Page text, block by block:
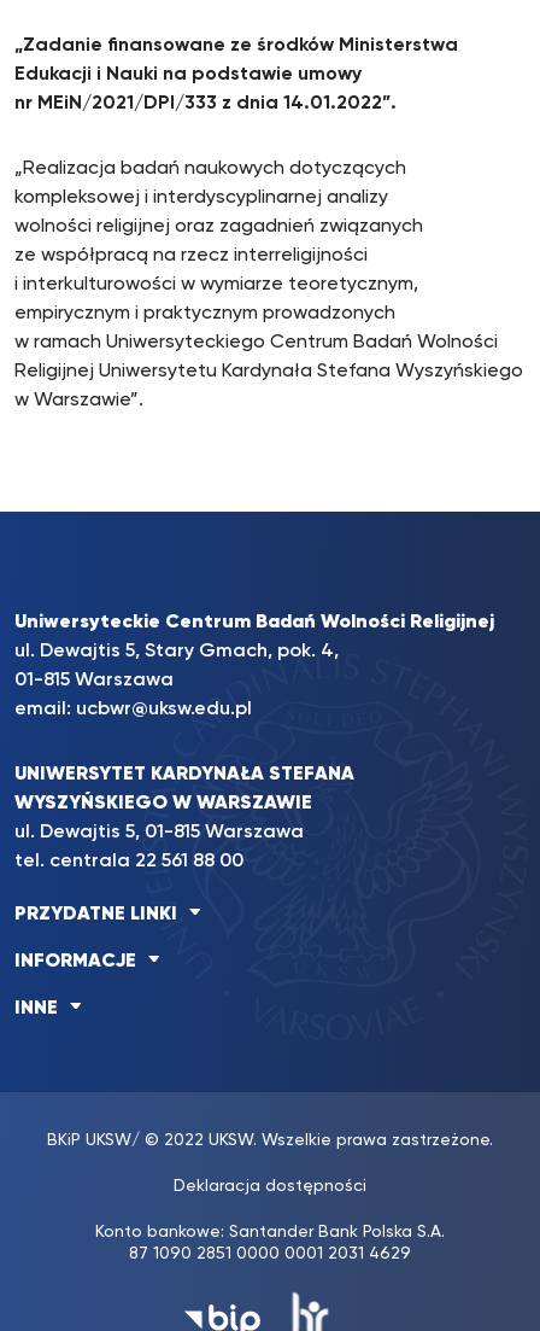
„Zadanie finansowane ze środków Ministerstwa
Edukacji i Nauki na podstawie umowy
nr MEiN/2021/DPI/333 z dnia 14.01.2022”.
„Realizacja badań naukowych dotyczących
kompleksowej i interdyscyplinarnej analizy
wolności religijnej oraz zagadnień związanych
ze współpracą na rzecz interreligijności
i interkulturowości w wymiarze teoretycznym,
empirycznym i praktycznym prowadzonych
w ramach Uniwersyteckiego Centrum Badań Wolności
Religijnej Uniwersytetu Kardynała Stefana Wyszyńskiego
w Warszawie”.
Uniwersyteckie Centrum Badań Wolności Religijnej
ul. Dewajtis 5, Stary Gmach, pok. 4,
01-815 Warszawa
email: ucbwr@uksw.edu.pl
UNIWERSYTET KARDYNAŁA STEFANA
WYSZYŃSKIEGO W WARSZAWIE
ul. Dewajtis 5, 01-815 Warszawa
tel. centrala 22 561 88 00
PRZYDATNE LINKI
INFORMACJE
INNE
BKiP UKSW/ © 2022 UKSW. Wszelkie prawa zastrzeżone.
Deklaracja dostępności
Konto bankowe: Santander Bank Polska S.A.
87 1090 2851 0000 0001 2031 4629